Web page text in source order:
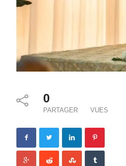
0
PARTAGER VUES